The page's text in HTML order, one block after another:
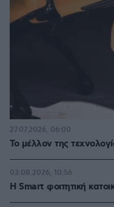
Το μέλλον της
27.07.2026, 06:00
Η Smart φοιτητική
03.08.2026, 10:56